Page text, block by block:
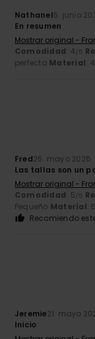
Nathanel5. junio
En resumen
Mostrar original -
Comodidad: 4/5
perfecta Material: 4
Fred26. mayo 2026
Las tallas son un
Mostrar original -
Comodidad: 5/5
Pequeño Material: 5
Recomiendo
Jeremie21. mayo
Inicio